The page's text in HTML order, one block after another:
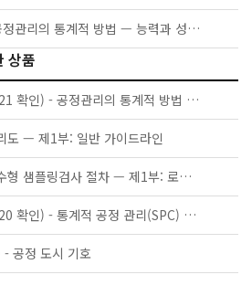
KS Q ISO 22514-5 - 공정관리의 통계적 방법 — 능력과 성능— 제5부: 계수치 특성에 대한 공정능력 추정치 및 성능
상품
KS Q ISO 22514-1(2021 확인) - 공정관리의 통계적 방법 — 능력과 성능 — 제1부: 일반 원리와 개념
도 — 제1부: 일반 가이드라인
KS Q ISO 2859-1 - 계수형 샘플링검사 절차 — 제1부: 로트별 합격품질한계(AQL) 지표형 샘플링검사 방식
KS Q ISO 11462-1(2020 확인) - 통계적 공정 관리(SPC) 실행 지침 ─ 제1부: SPC의 요소
공정 도시 기호